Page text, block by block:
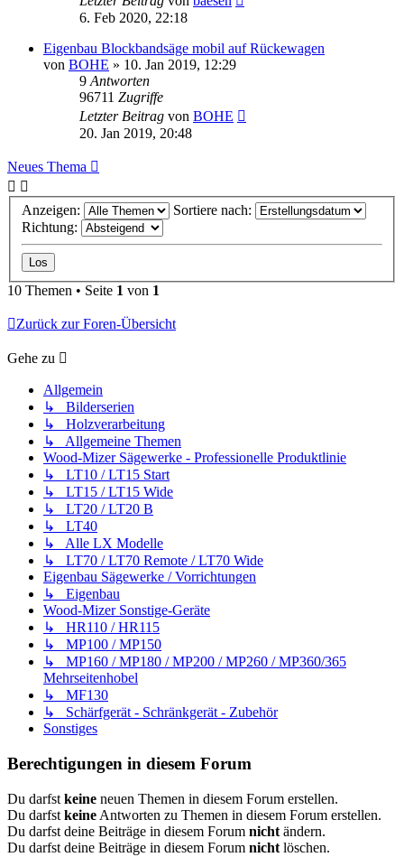
6. Feb 2020, 22:18
Eigenbau Blockbandsäge mobil auf Rückewagen
von BOHE » 10. Jan 2019, 12:29
9 Antworten
96711 Zugriffe
Letzter Beitrag von BOHE
20. Jan 2019, 20:48
Neues Thema
Anzeigen:
Sortiere nach:
Richtung:
10 Themen • Seite 1 von 1
Zurück zur Foren-Übersicht
Gehe zu
Allgemein
↳ Bilderserien
↳ Holzverarbeitung
↳ Allgemeine Themen
Wood-Mizer Sägewerke - Professionelle Produktlinie
↳ LT10 / LT15 Start
↳ LT15 / LT15 Wide
↳ LT20 / LT20 B
↳ LT40
↳ Alle LX Modelle
↳ LT70 / LT70 Remote / LT70 Wide
Eigenbau Sägewerke / Vorrichtungen
↳ Eigenbau
Wood-Mizer Sonstige-Geräte
↳ HR110 / HR115
↳ MP100 / MP150
↳ MP160 / MP180 / MP200 / MP260 / MP360/365
Mehrseitenhobel
↳ MF130
↳ Schärfgerät - Schränkgerät - Zubehör
Sonstiges
Berechtigungen in diesem Forum
Du darfst keine neuen Themen in diesem Forum erstellen.
Du darfst keine Antworten zu Themen in diesem Forum erstellen.
Du darfst deine Beiträge in diesem Forum nicht ändern.
Du darfst deine Beiträge in diesem Forum nicht löschen.